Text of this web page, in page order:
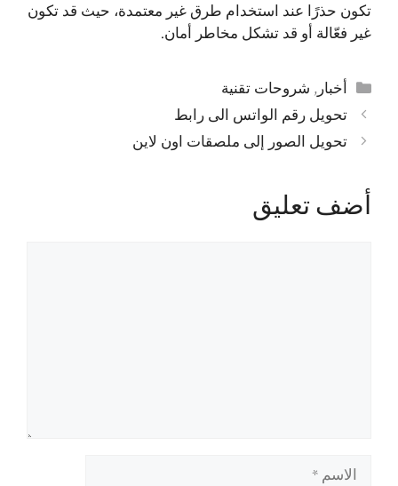
تكون حذرًا عند استخدام طرق غير معتمدة، حيث قد تكون
غير فعّالة أو قد تشكل مخاطر أمان.
التصنيفات
أخبار, شروحات تقنية
تحويل رقم الواتس الى رابط
تحويل الصور إلى ملصقات اون لاين
أضف تعليق
الاسم